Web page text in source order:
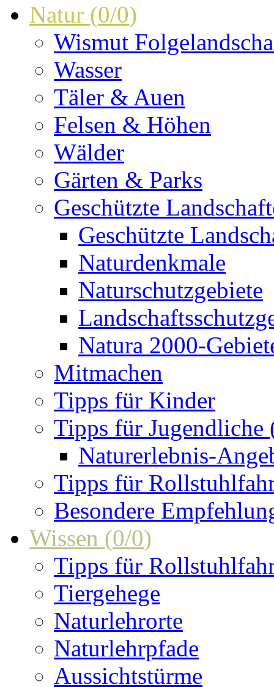
Natur (0/0)
Wismut
Wasser
Täler & Auen
Felsen & Höhen
Wälder
Gärten & Parks
Geschützte
Geschützte
Naturdenkmale
Naturschutzgebiete
Natura 2000-
Mitmachen
Tipps für Kinder
Tipps für Jugendliche
Naturerlebnis-
Tipps für
Besondere
Wissen (0/0)
Tipps für
Tiergehege
Naturlehrorte
Naturlehrpfade
Aussichtstürme